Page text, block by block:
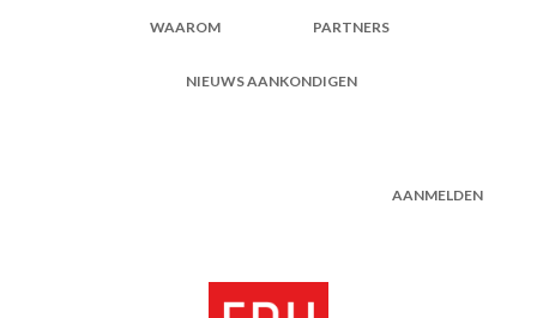
WAAROM PARTNERS
NIEUWS AANKONDIGEN
AANMELDEN